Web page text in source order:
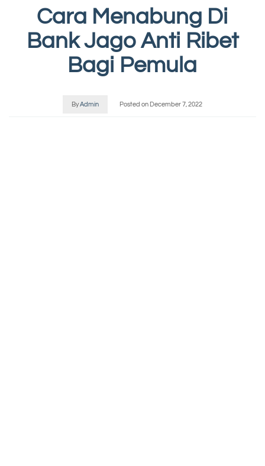
Cara Menabung Di
Bank Jago Anti Ribet
Bagi Pemula
ByAdmin Posted on December 7, 2022